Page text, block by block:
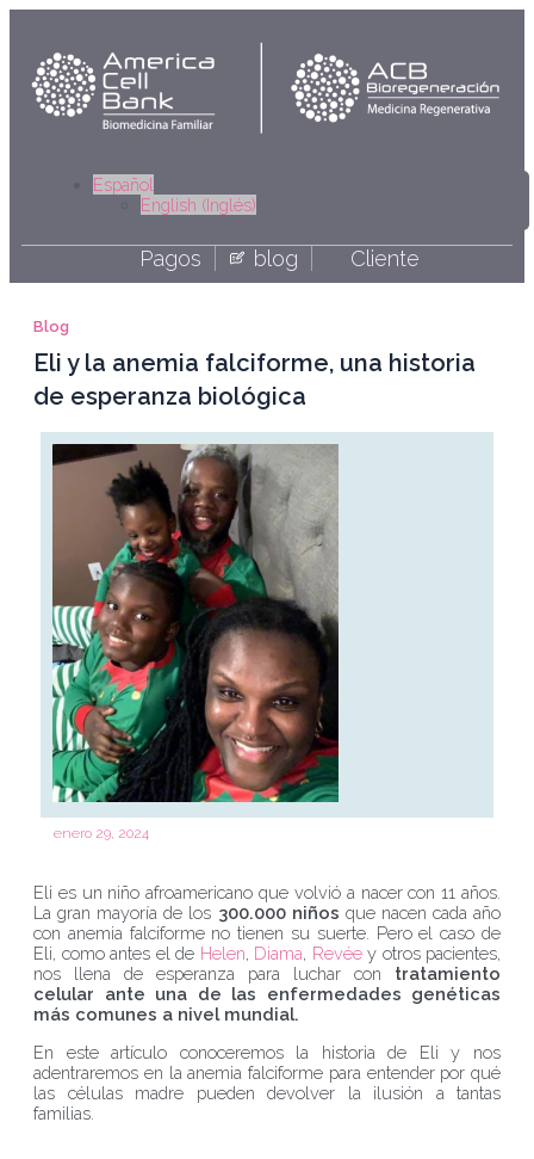
Ir
contenido
Español
English (Inglés)
Pagos blog Cliente
Blog
Eli y la anemia falciforme, una historia
de esperanza biológica
enero 29, 2024
Eli es un niño afroamericano que volvió a nacer con 11 años.
La gran mayoría de los 300.000 niños que nacen cada año
con anemia falciforme no tienen su suerte. Pero el caso de
Eli, como antes el de Helen Diama Revéey otros pacientes,
nos llena de esperanza para luchar con tratamiento
celular ante una de las enfermedades genéticas
más comunes a nivel mundial.
En este artículo conoceremos la historia de Eli y nos
adentraremos en la anemia falciforme para entender por qué
las células madre pueden devolver la ilusión a tantas
familias.